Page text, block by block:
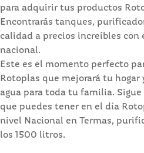
para adquirir tus productos
Encontrarás tanques,
calidad a precios increíbles con
nacional.
Este es el momento perfecto
Rotoplas que mejorará tu hogar
agua para toda tu familia.
que puedes tener en el día
nivel Nacional en Termas,
los 1500 litros.